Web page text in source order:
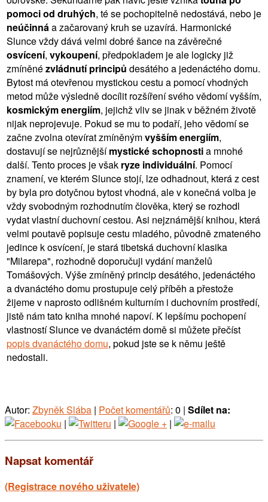
pomoci od druhých, té se pochopitelně nedostává, nebo je
neúčinnáa začarovaný kruh se uzavírá. Harmonické
Slunce vždy dává velmi dobré šance na závěrečné
osvícení, vykoupení, předpokladem je ale logicky již
zmíněnézvládnutí principů desátého a jedenáctého domu.
Bytost má otevřenou mystickou cestu a pomocí vhodných
metod může výsledně docílit rozšíření svého vědomí vyšším,
kosmickým energiím, jejichž vliv se jinak v běžném životě
nijak neprojevuje. Pokud se mu to podaří, jeho vědomí se
začne zvolna otevírat zmíněnýmvyšším energiím,
dostavují se nejrůznějšímystické schopnostia mnohé
další. Tento proces je však ryze individuální. Pomocí
znamení, ve kterém Slunce stojí, lze odhadnout, která z cest
by byla pro dotyčnou bytost vhodná, ale v konečná volba je
vždy svobodným rozhodnutím člověka, který se rozhodl
vydat vlastní duchovní cestou. Asi nejznámější knihou, která
velmi poutavě popisuje cestu mladého, původně zmateného
jedince k osvícení, je stará tibetská duchovní klasika
"Milarepa", rozhodně doporučuji vydání manželů
Tomášových. Výše zmíněný princip desátého, jedenáctého
a dvanáctého domu prostupuje celý příběh a přestože
žijeme v naprosto odlišném kulturním i duchovním prostředí,
jistě nám tato kniha mnohé napoví. K lepšímu pochopení
vlastností Slunce ve dvanáctém domě si můžete přečíst
popis dvanáctého domu, pokud jste se k němu ještě
nedostali.
Autor: Zbyněk Slába | Počet komentářů: 0 | Sdílet na:
|
| |
Napsat komentář
(Registrace nového uživatele)